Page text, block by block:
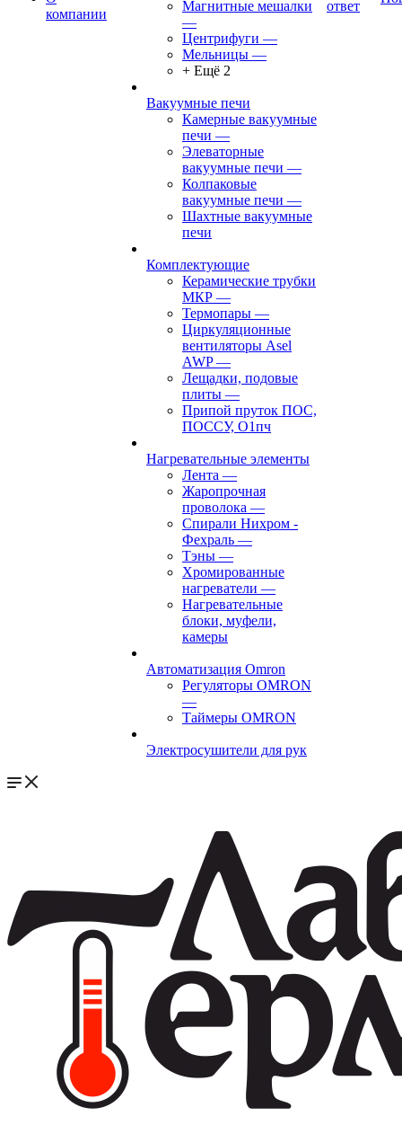
компании
Магнитные мешалки
—
Центрифуги —
Мельницы —
+ Ещё 2
Вакуумные печи
Камерные вакуумные
печи —
Элеваторные
вакуумные печи —
Колпаковые
вакуумные печи —
Шахтные вакуумные
печи
Комплектующие
Керамические трубки
МКР —
Термопары —
Циркуляционные
вентиляторы Asel
AWP—
Лещадки, подовые
плиты —
Припой пруток ПОС,
ПОССУ, О1пч
Нагревательные элементы
Лента —
Жаропрочная
проволока —
Спирали Нихром -
Фехраль —
Тэны —
Хромированные
нагреватели —
Нагревательные
блоки, муфели,
камеры
Автоматизация Omron
Регуляторы OMRON
—
Таймеры OMRON
Электросушители для рук
ответ